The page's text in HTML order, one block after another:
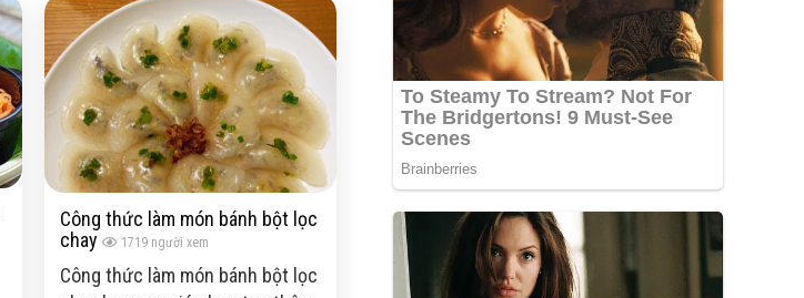
Công thức làm món bánh bột lọc
chay
1719 người xem
Công thức làm món bánh bột lọc